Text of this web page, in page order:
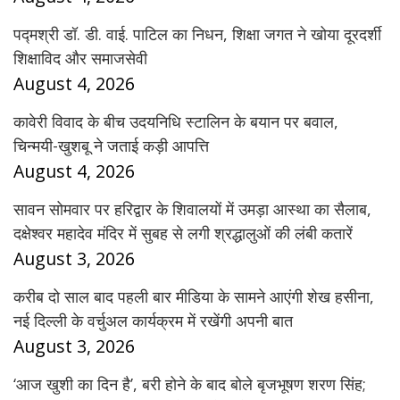
पद्मश्री डॉ. डी. वाई. पाटिल का निधन, शिक्षा जगत ने खोया दूरदर्शी
शिक्षाविद और समाजसेवी
August 4, 2026
कावेरी विवाद के बीच उदयनिधि स्टालिन के बयान पर बवाल,
चिन्मयी-खुशबू ने जताई कड़ी आपत्ति
August 4, 2026
सावन सोमवार पर हरिद्वार के शिवालयों में उमड़ा आस्था का सैलाब,
दक्षेश्वर महादेव मंदिर में सुबह से लगी श्रद्धालुओं की लंबी कतारें
August 3, 2026
करीब दो साल बाद पहली बार मीडिया के सामने आएंगी शेख हसीना,
नई दिल्ली के वर्चुअल कार्यक्रम में रखेंगी अपनी बात
August 3, 2026
‘आज खुशी का दिन है’, बरी होने के बाद बोले बृजभूषण शरण सिंह;